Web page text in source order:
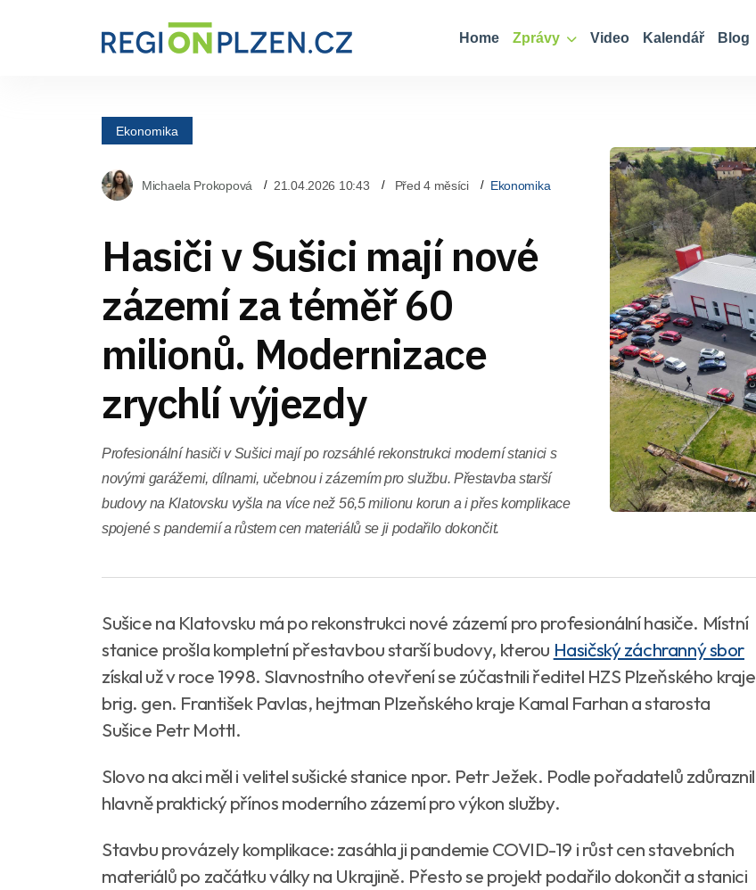
Home Zprávy Video Kalendář Blog
Ekonomika
Michaela Prokopová 21.04.2026 10:43 Před 4 měsíci Ekonomika
Hasiči v Sušici mají nové
zázemí za téměř 60
milionů. Modernizace
zrychlí výjezdy
Profesionální hasiči v Sušici mají po rozsáhlé rekonstrukci moderní stanici s
novými garážemi, dílnami, učebnou i zázemím pro službu. Přestavba starší
budovy na Klatovsku vyšla na více než 56,5 milionu korun a i přes komplikace
spojené s pandemií a růstem cen materiálů se ji podařilo dokončit.
Sušice na Klatovsku má po rekonstrukci nové zázemí pro profesionální hasiče. Místní
stanice prošla kompletní přestavbou starší budovy, kterou Hasičský záchranný sbor
získal už v roce 1998. Slavnostního otevření se zúčastnili ředitel HZS Plzeňského kraje
brig. gen. František Pavlas, hejtman Plzeňského kraje Kamal Farhan a starosta
Sušice Petr Mottl.
Slovo na akci měl i velitel sušické stanice npor. Petr Ježek. Podle pořadatelů zdůraznil
hlavně praktický přínos moderního zázemí pro výkon služby.
Stavbu provázely komplikace: zasáhla ji pandemie COVID-19 i růst cen stavebních
materiálů po začátku války na Ukrajině. Přesto se projekt podařilo dokončit a stanici